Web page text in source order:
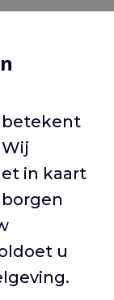
betekent
in kaart
u